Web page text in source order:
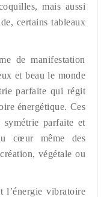
mais aussi
certains tableaux
de manifestation
et beau le monde
parfaite qui régit
énergétique. Ces
parfaite et
cœur même des
végétale ou
l’énergie vibratoire